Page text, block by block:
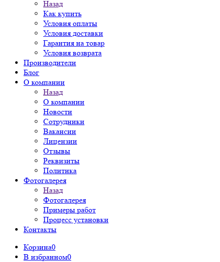
Назад
Как купить
Условия оплаты
Условия доставки
Гарантия на товар
Условия возврата
Производители
Блог
О компании
Назад
О компании
Новости
Сотрудники
Вакансии
Лицензии
Отзывы
Реквизиты
Политика
Фотогалерея
Назад
Фотогалерея
Примеры работ
Процесс установки
Контакты
Корзина0
В избранном0